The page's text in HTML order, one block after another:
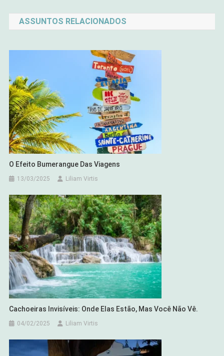
de
Post
ASSUNTOS RELACIONADOS
O Efeito Bumerangue Das Viagens
13/03/2025 Liliam Virtis
Cachoeiras Invisíveis: Onde Elas Estão, Mas Você Não Vê.
04/02/2025 Liliam Virtis